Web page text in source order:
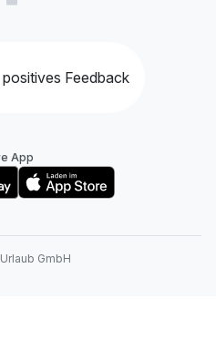
positives Feedback
App
GmbH